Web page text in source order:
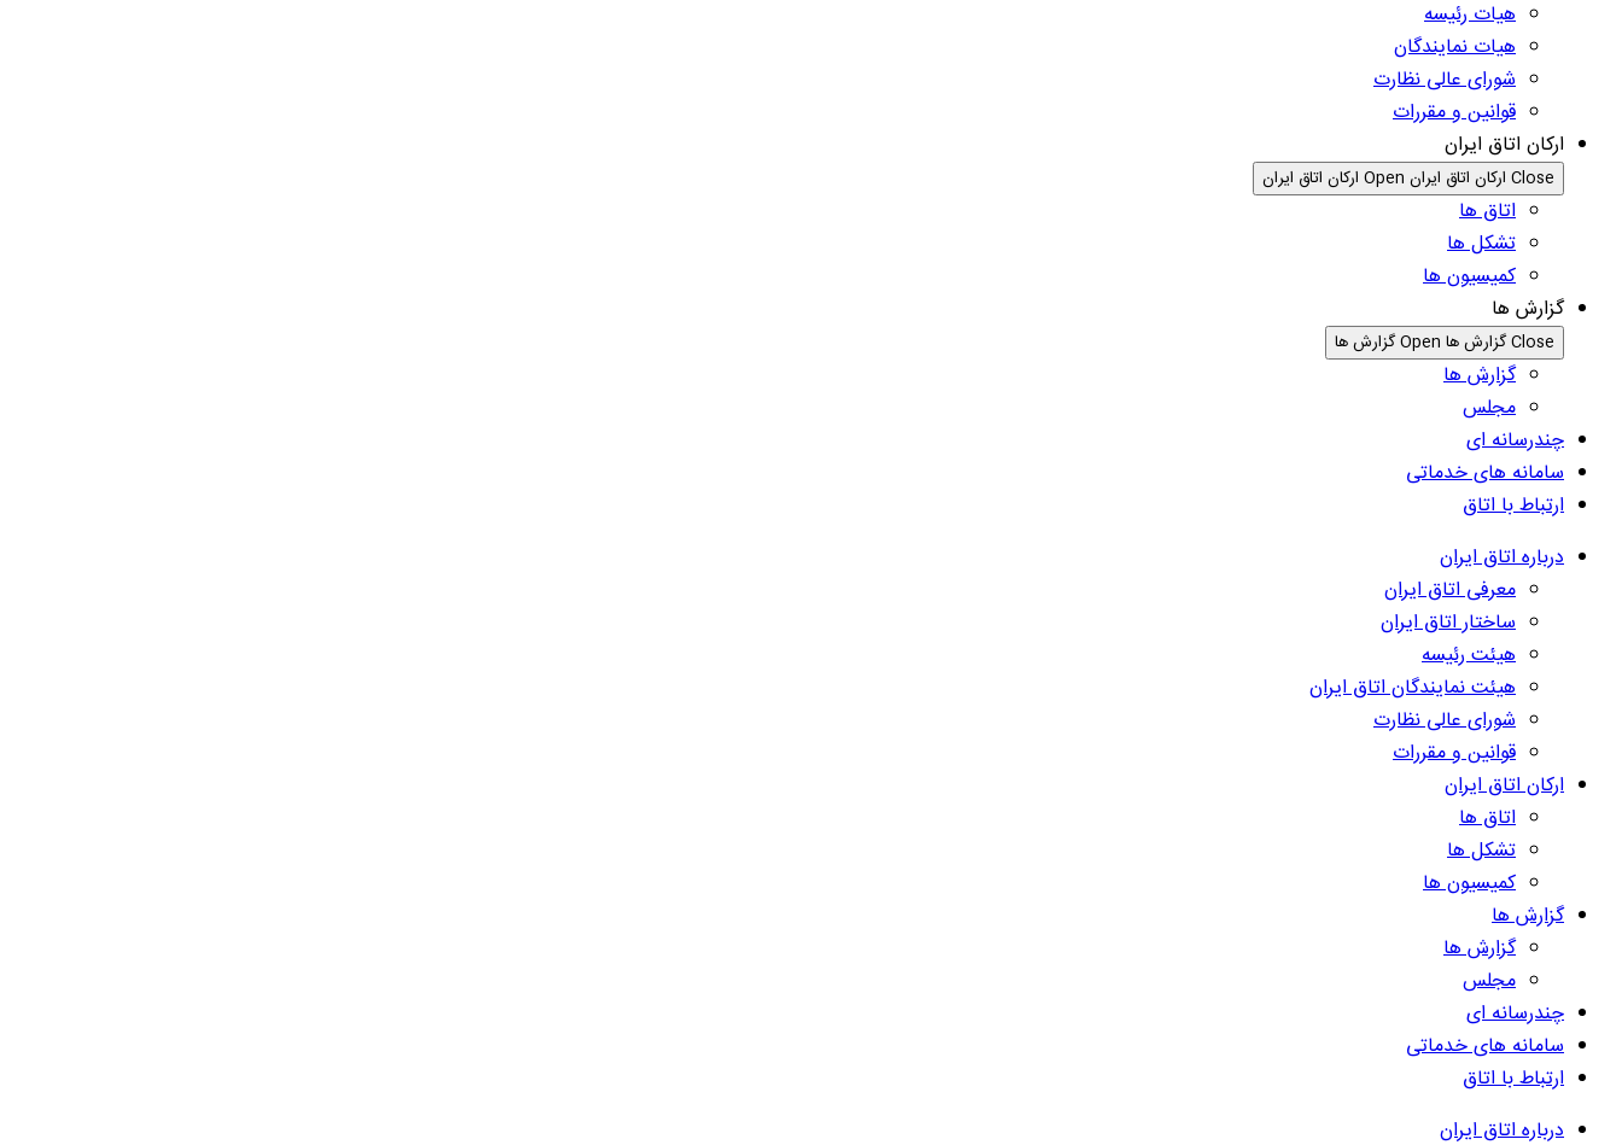
هیات رئیسه
هیات نمایندگان
شورای عالی نظارت
قوانین و مقررات
ارکان اتاق ایران
Close ارکان اتاق ایران Open ارکان اتاق ایران
اتاق ها
تشکل ها
کمیسیون ها
گزارش ها
Close گزارش ها Open گزارش ها
گزارش ها
مجلس
چندرسانه ای
سامانه های خدماتی
ارتباط با اتاق
درباره اتاق ایران
معرفی اتاق ایران
ساختار اتاق ایران
هیئت رئیسه
هیئت نمایندگان اتاق ایران
شورای عالی نظارت
قوانین و مقررات
ارکان اتاق ایران
اتاق ها
تشکل ها
کمیسیون ها
گزارش ها
گزارش ها
مجلس
چندرسانه ای
سامانه های خدماتی
ارتباط با اتاق
درباره اتاق ایران